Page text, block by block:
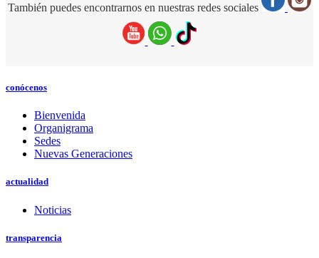
También puedes encontrarnos en nuestras redes sociales
conócenos
Bienvenida
Organigrama
Sedes
Nuevas Generaciones
actualidad
Noticias
transparencia